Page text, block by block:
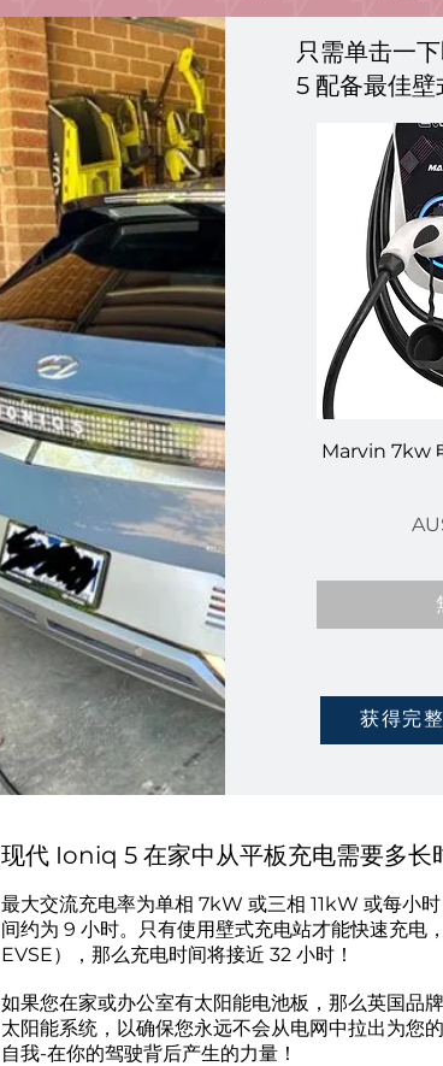
只需单击一
5 配备最佳壁
Marvin 7kw
價
获得完
现代 Ioniq 5 在家中从平板充电需要多长
最大交流充电率为单相 7kW 或三相 11kW 或每小
间约为 9 小时。只有使用壁式充电站才能快速充电
EVSE），那么充电时间将接近 32 小时！
如果您在家或办公室有太阳能电池板，那么英国
太阳能系统，以确保您永远不会从电网中拉出为您
自我-在你的驾驶背后产生的力量！